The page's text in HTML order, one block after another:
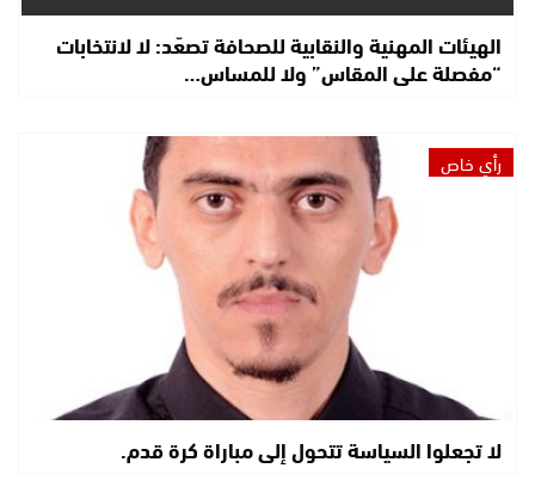
الهيئات المهنية والنقابية للصحافة تصعّد: لا لانتخابات
“مفصلة على المقاس” ولا للمساس…
رأي خاص
لا تجعلوا السياسة تتحول إلى مباراة كرة قدم.